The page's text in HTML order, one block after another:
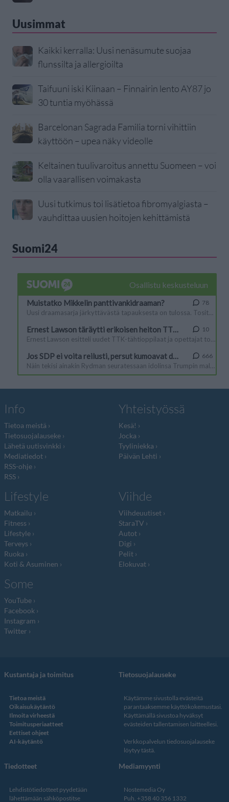
Uusimmat
Kaikki kerralla: Uusi nenäsumute suojaa
flunssilta ja allergioilta
Taifuuni iski Kiinaan – Finnairin lento AY87 jo
30 tuntia myöhässä
Barcelonan Sagrada Familia torni vihittiin
käyttöön – upea näky videolle
Keltainen tuulivaroitus annettu Suomeen – voi
olla vaarallisen voimakasta
Uusi tutkimus toi lisätietoa fibromyalgiasta –
vauhdittaa uusien hoitojen kehittämistä
Suomi24
Info
Tietoa meistä
Tietosuojalauseke
Lähetä uutisvinkki
Mediatiedot
RSS-ohje
RSS
Yhteistyössä
Kesä!
Jocka
Tyyliniekka
Päivän Lehti
Lifestyle
Matkailu
Fitness
Lifestyle
Terveys
Ruoka
Koti & Asuminen
Viihde
Viihdeuutiset
StaraTV
Autot
Digi
Pelit
Elokuvat
Some
YouTube
Facebook
Instagram
Twitter
Kustantaja ja toimitus
Tietoa meistä
Oikaisukäytäntö
Ilmoita virheestä
Toimitusperiaatteet
Eettiset ohjeet
AI-käytäntö
Tietosuojalauseke
Käytämme sivustolla evästeitä
parantaaksemme käyttökokemustasi.
Käyttämällä sivustoa hyväksyt
evästeiden tallentamisen laitteellesi.
Verkkopalvelun tiedosuojalauseke
löytyy tästä.
Tiedotteet
Lehdistötiedotteet pyydetään
lähettämään sähköpostitse
Mediamyynti
Nostemedia Oy
Puh. +358 40 356 1332